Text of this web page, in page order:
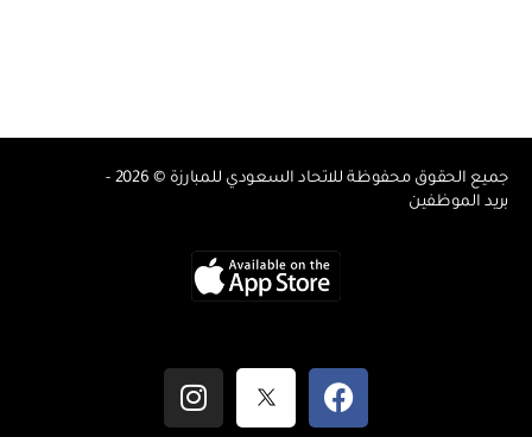
جميع الحقوق محفوظة للاتحاد السعودي للمبارزة © 2026 -
بريد الموظفين